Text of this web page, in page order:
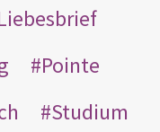
Pointe
Studium